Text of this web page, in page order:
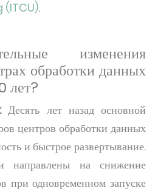
.
изменения
обработки данных
лет?
Десять лет назад основной
центров обработки данных
и быстрое развертывание.
направлены на снижение
при одновременном запуске